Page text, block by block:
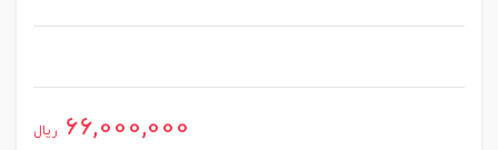
66,000,000 ریال